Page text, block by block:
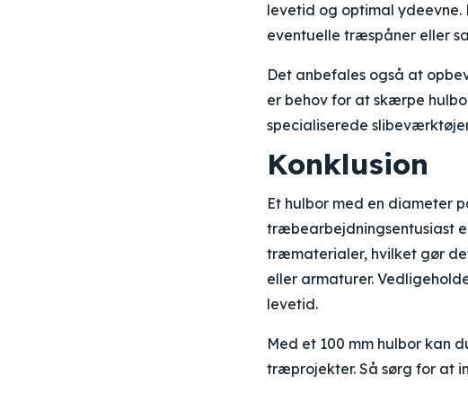
levetid og optimal
eventuelle træspåner eller
Det anbefales også at
er behov for at skærpe
specialiserede
Konklusion
Et hulbor med en diameter
træbearbejdningsentusiast
træmaterialer, hvilket gør
eller armaturer.
levetid.
Med et 100 mm hulbor kan
træprojekter. Så sørg for at